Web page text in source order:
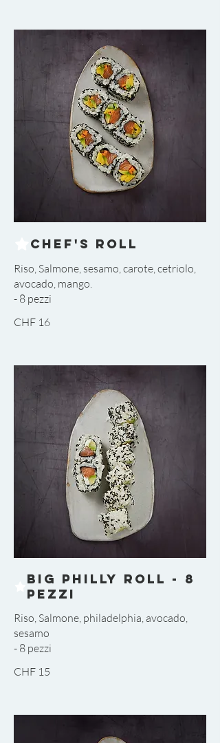
Chef's Roll
Riso, Salmone, sesamo, carote, cetriolo,
avocado, mango.
CHF 16
Big Philly Roll - 8
pezzi
Riso, Salmone, philadelphia, avocado,
sesamo
CHF 15